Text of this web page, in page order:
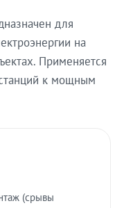
для
на
Применяется
к мощным
(срывы